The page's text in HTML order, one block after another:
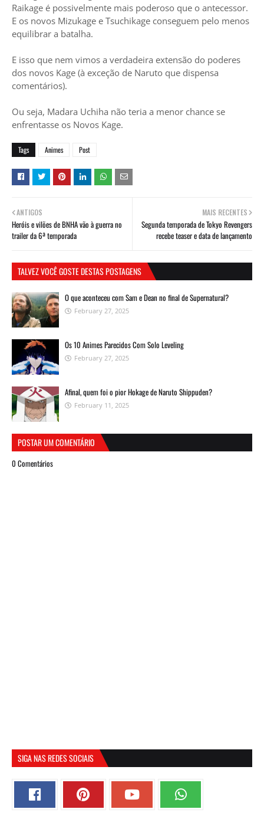
Raikage é possivelmente mais poderoso que o antecessor.
E os novos Mizukage e Tsuchikage conseguem pelo menos
equilibrar a batalha.
E isso que nem vimos a verdadeira extensão do poderes
dos novos Kage (à exceção de Naruto que dispensa
comentários).
Ou seja, Madara Uchiha não teria a menor chance se
enfrentasse os Novos Kage.
Tags Animes Post
MAIS RECENTES
Segunda temporada de Tokyo Revengers
recebe teaser e data de lançamento
ANTIGOS
Heróis e vilões de BNHA vão à guerra no
trailer da 6ª temporada
TALVEZ VOCÊ GOSTE DESTAS POSTAGENS
O que aconteceu com Sam e Dean no final de Supernatural?
February 27, 2025
Os 10 Animes Parecidos Com Solo Leveling
February 27, 2025
Afinal, quem foi o pior Hokage de Naruto Shippuden?
February 11, 2025
POSTAR UM COMENTÁRIO
0 Comentários
SIGA NAS REDES SOCIAIS